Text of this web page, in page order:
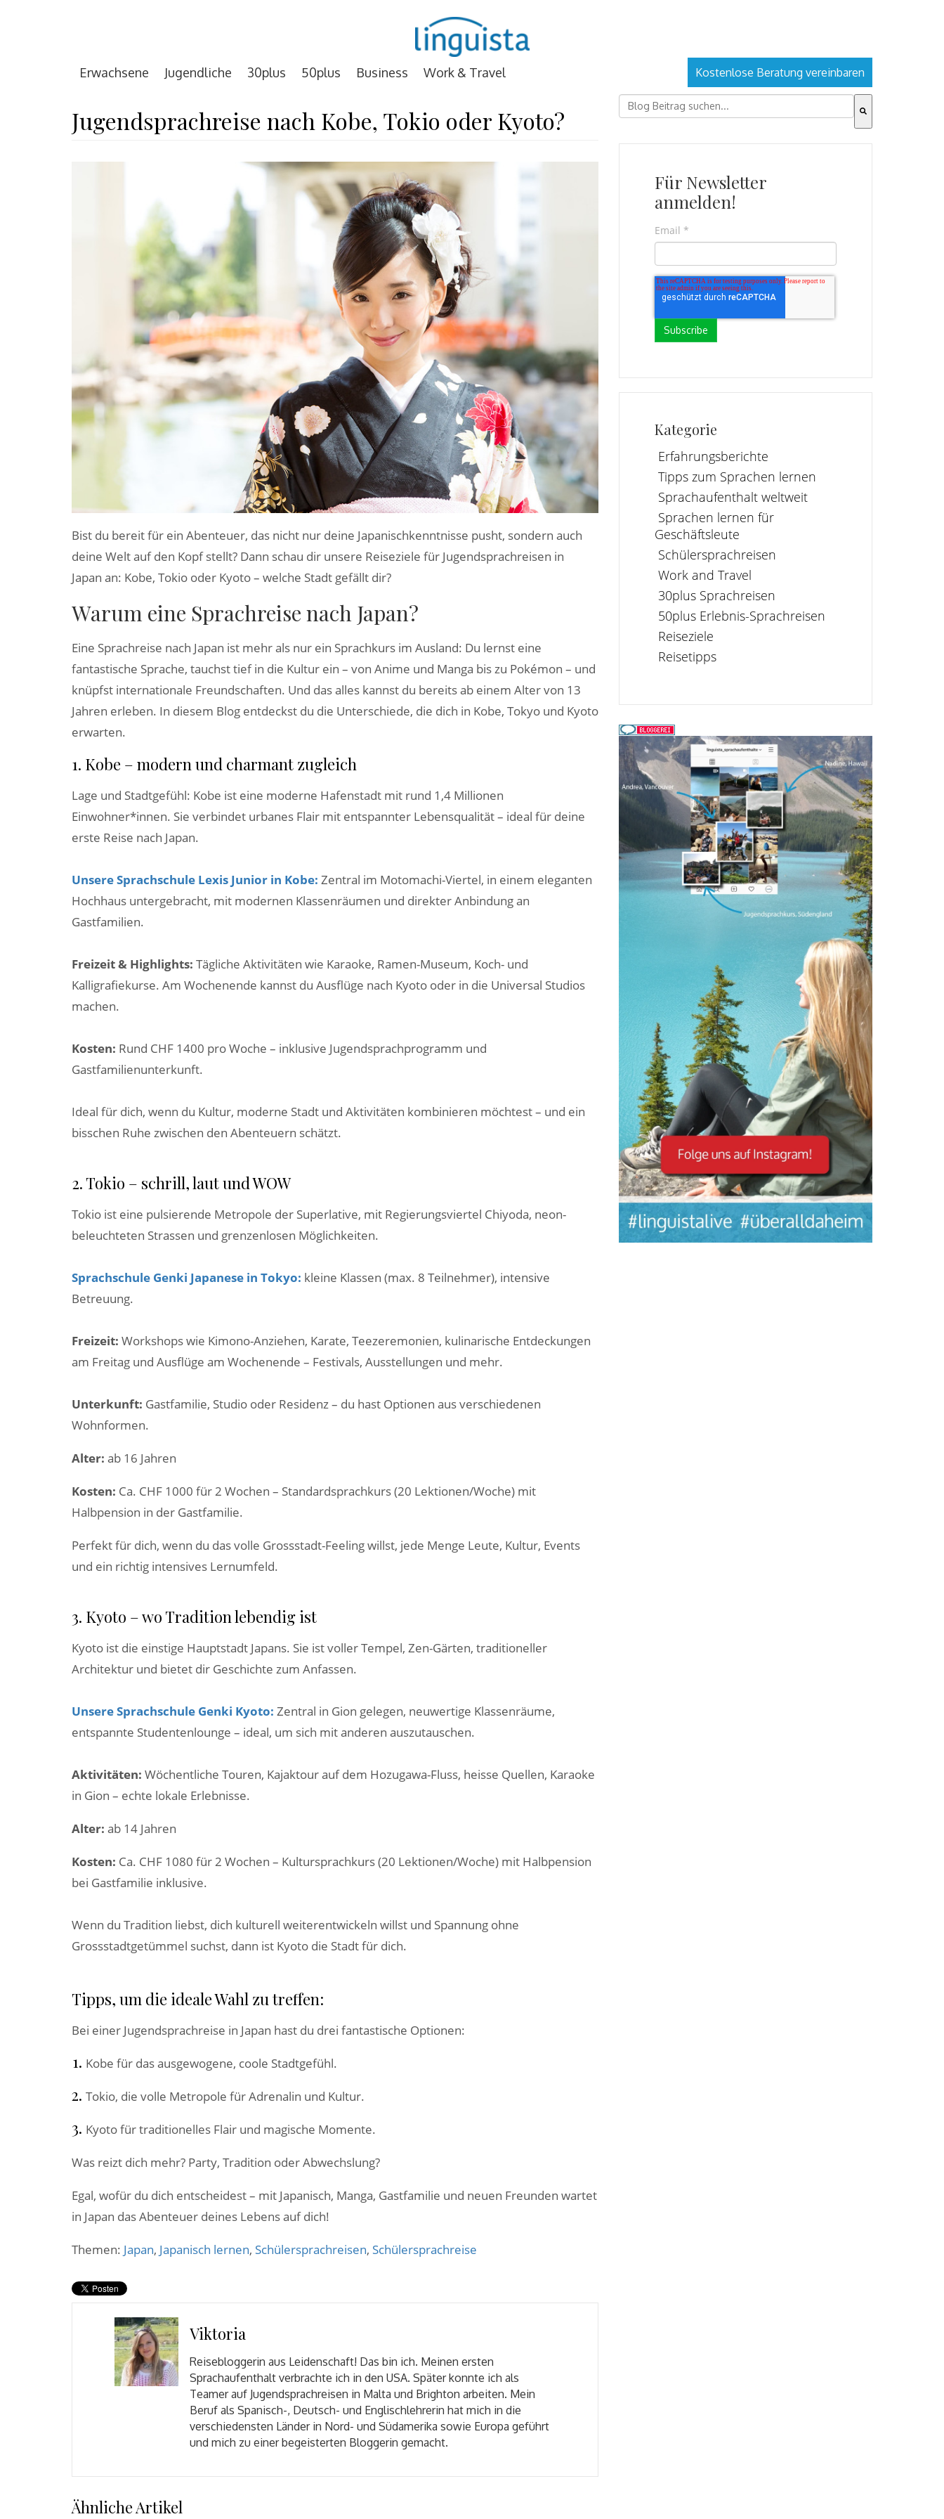
Erwachsene Jugendliche 30plus 50plus Business Work & Travel Kostenlose Beratung vereinbaren
Jugendsprachreise nach Kobe, Tokio oder Kyoto?
Bist du bereit für ein Abenteuer, das nicht nur deine Japanischkenntnisse pusht, sondern auch
deine Welt auf den Kopf stellt? Dann schau dir unsere Reiseziele für Jugendsprachreisen in
Japan an: Kobe, Tokio oder Kyoto – welche Stadt gefällt dir?
Warum eine Sprachreise nach Japan?
Eine Sprachreise nach Japan ist mehr als nur ein Sprachkurs im Ausland: Du lernst eine
fantastische Sprache, tauchst tief in die Kultur ein – von Anime und Manga bis zu Pokémon – und
knüpfst internationale Freundschaften. Und das alles kannst du bereits ab einem Alter von 13
Jahren erleben. In diesem Blog entdeckst du die Unterschiede, die dich in Kobe, Tokyo und Kyoto
erwarten.
1. Kobe – modern und charmant zugleich
Lage und Stadtgefühl: Kobe ist eine moderne Hafenstadt mit rund 1,4 Millionen
Einwohner*innen. Sie verbindet urbanes Flair mit entspannter Lebensqualität – ideal für deine
erste Reise nach Japan.
Unsere Sprachschule Lexis Junior in Kobe: Zentral im Motomachi-Viertel, in einem eleganten
Hochhaus untergebracht, mit modernen Klassenräumen und direkter Anbindung an
Gastfamilien.
Freizeit & Highlights: Tägliche Aktivitäten wie Karaoke, Ramen-Museum, Koch- und
Kalligrafiekurse. Am Wochenende kannst du Ausflüge nach Kyoto oder in die Universal Studios
machen.
Kosten: Rund CHF 1400 pro Woche – inklusive Jugendsprachprogramm und
Gastfamilienunterkunft.
Ideal für dich, wenn du Kultur, moderne Stadt und Aktivitäten kombinieren möchtest – und ein
bisschen Ruhe zwischen den Abenteuern schätzt.
2. Tokio – schrill, laut und WOW
Tokio ist eine pulsierende Metropole der Superlative, mit Regierungsviertel Chiyoda, neon-
beleuchteten Strassen und grenzenlosen Möglichkeiten.
Sprachschule Genki Japanese in Tokyo: kleine Klassen (max. 8 Teilnehmer), intensive
Betreuung.
Freizeit: Workshops wie Kimono-Anziehen, Karate, Teezeremonien, kulinarische Entdeckungen
am Freitag und Ausflüge am Wochenende – Festivals, Ausstellungen und mehr.
Unterkunft: Gastfamilie, Studio oder Residenz – du hast Optionen aus verschiedenen
Wohnformen.
Alter: ab 16 Jahren
Kosten: Ca. CHF 1000 für 2 Wochen – Standardsprachkurs (20 Lektionen/Woche) mit
Halbpension in der Gastfamilie.
Perfekt für dich, wenn du das volle Grossstadt-Feeling willst, jede Menge Leute, Kultur, Events
und ein richtig intensives Lernumfeld.
3. Kyoto – wo Tradition lebendig ist
Kyoto ist die einstige Hauptstadt Japans. Sie ist voller Tempel, Zen-Gärten, traditioneller
Architektur und bietet dir Geschichte zum Anfassen.
Unsere Sprachschule Genki Kyoto: Zentral in Gion gelegen, neuwertige Klassenräume,
entspannte Studentenlounge – ideal, um sich mit anderen auszutauschen.
Aktivitäten: Wöchentliche Touren, Kajaktour auf dem Hozugawa-Fluss, heisse Quellen, Karaoke
in Gion – echte lokale Erlebnisse.
Alter: ab 14 Jahren
Kosten: Ca. CHF 1080 für 2 Wochen – Kultursprachkurs (20 Lektionen/Woche) mit Halbpension
bei Gastfamilie inklusive.
Wenn du Tradition liebst, dich kulturell weiterentwickeln willst und Spannung ohne
Grossstadtgetümmel suchst, dann ist Kyoto die Stadt für dich.
Tipps, um die ideale Wahl zu treffen:
Bei einer Jugendsprachreise in Japan hast du drei fantastische Optionen:
Kobe für das ausgewogene, coole Stadtgefühl.
Tokio, die volle Metropole für Adrenalin und Kultur.
Kyoto für traditionelles Flair und magische Momente.
Was reizt dich mehr? Party, Tradition oder Abwechslung?
Egal, wofür du dich entscheidest – mit Japanisch, Manga, Gastfamilie und neuen Freunden wartet
in Japan das Abenteuer deines Lebens auf dich!
Themen: Japan, Japanisch lernen, Schülersprachreisen, Schülersprachreise
Viktoria
Reisebloggerin aus Leidenschaft! Das bin ich. Meinen ersten
Sprachaufenthalt verbrachte ich in den USA. Später konnte ich als
Teamer auf Jugendsprachreisen in Malta und Brighton arbeiten. Mein
Beruf als Spanisch-, Deutsch- und Englischlehrerin hat mich in die
verschiedensten Länder in Nord- und Südamerika sowie Europa geführt
und mich zu einer begeisterten Bloggerin gemacht.
Ähnliche Artikel
Dies ist ein Suchfeld mit einer automatischen
Für Newsletter
anmelden!
Email *
Kategorie
Erfahrungsberichte
Tipps zum Sprachen lernen
Sprachaufenthalt weltweit
Sprachen lernen für
Geschäftsleute
Schülersprachreisen
Work and Travel
30plus Sprachreisen
50plus Erlebnis-Sprachreisen
Reiseziele
Reisetipps